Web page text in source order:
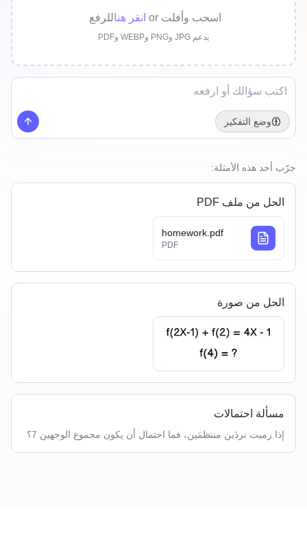
اسحب وأفلت or انقر هناللرفع
يدعم JPG وPNG وWEBP وPDF
وضع التفكير
جرّب أحد هذه الأمثلة:
الحل من ملف PDF
homework.pdf
PDF
الحل من صورة
مسألة احتمالات
إذا رميت نردَين منتظمَين، فما احتمال أن يكون مجموع الوجهين 7؟